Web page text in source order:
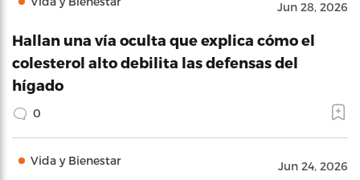
Jun 28, 2026
Hallan una vía oculta que explica cómo el
colesterol alto debilita las defensas del
hígado
0
Vida y Bienestar Jun 24, 2026